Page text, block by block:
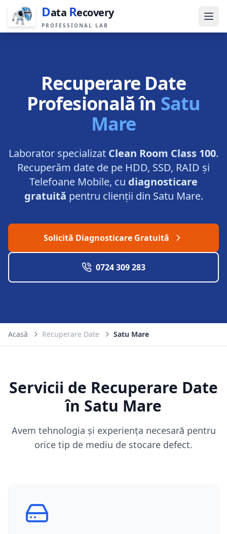
Data Recovery
PROFESSIONAL LAB
Recuperare Date
Profesională în Satu
Mare
Laborator specializat Clean Room Class 100.
Recuperăm date de pe HDD, SSD, RAID și
Telefoane Mobile, cu diagnosticare
gratuită pentru clienții din Satu Mare.
Solicită Diagnosticare Gratuită
0724 309 283
Acasă Recuperare Date Satu Mare
Servicii de Recuperare Date
în Satu Mare
Avem tehnologia și experiența necesară pentru
orice tip de mediu de stocare defect.